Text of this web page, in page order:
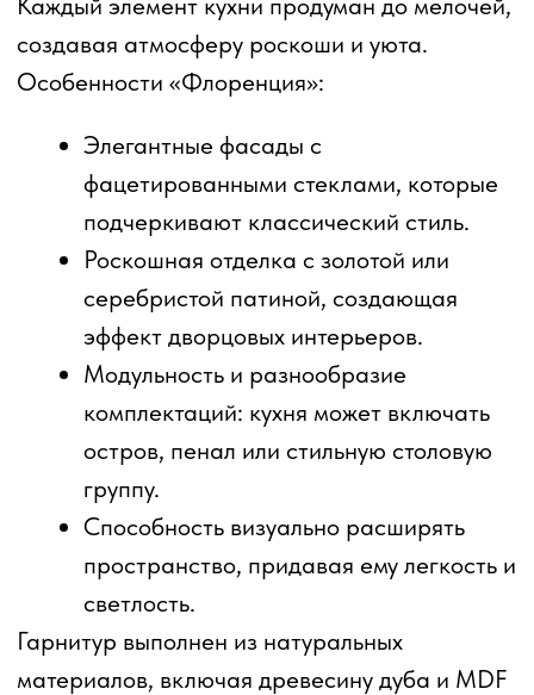
создавать уникальный интерьер в вашем
доме.
Преимущества модели